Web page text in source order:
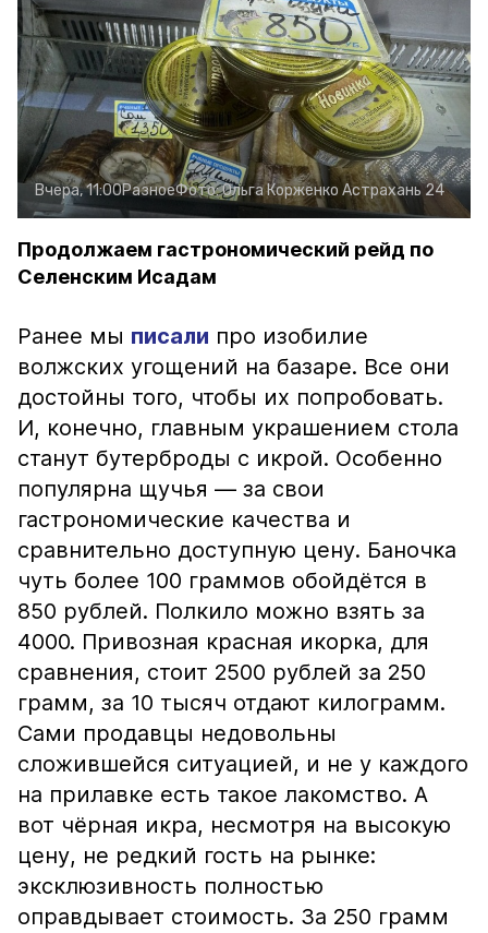
Вчера, 11:00РазноеФото:Ольга Корженко Астрахань 24
Продолжаем гастрономический рейд по
Селенским Исадам
Ранее мы писали про изобилие
волжских угощений на базаре. Все они
достойны того, чтобы их попробовать.
И, конечно, главным украшением стола
станут бутерброды с икрой. Особенно
популярна щучья — за свои
гастрономические качества и
сравнительно доступную цену. Баночка
чуть более 100 граммов обойдётся в
850 рублей. Полкило можно взять за
4000. Привозная красная икорка, для
сравнения, стоит 2500 рублей за 250
грамм, за 10 тысяч отдают килограмм.
Сами продавцы недовольны
сложившейся ситуацией, и не у каждого
на прилавке есть такое лакомство. А
вот чёрная икра, несмотря на высокую
цену, не редкий гость на рынке:
эксклюзивность полностью
оправдывает стоимость. За 250 грамм